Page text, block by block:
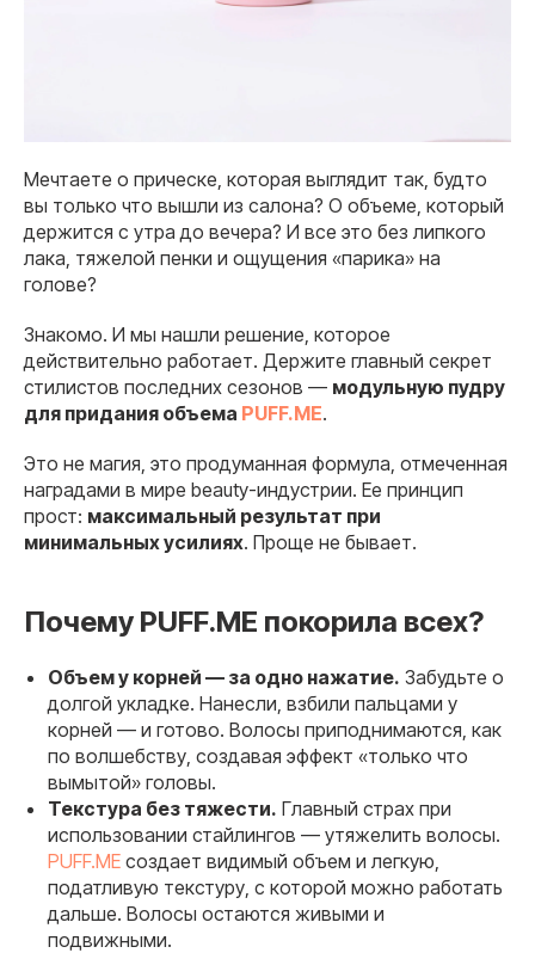
Мечтаете о прическе, которая выглядит так, будто
вы только что вышли из салона? О объеме, который
держится с утра до вечера? И все это без липкого
лака, тяжелой пенки и ощущения «парика» на
голове?
Знакомо. И мы нашли решение, которое
действительно работает. Держите главный секрет
стилистов последних сезонов — модульную пудру
для придания объема PUFF.ME.
Это не магия, это продуманная формула, отмеченная
наградами в мире beauty-индустрии. Ее принцип
прост: максимальный результат при
минимальных усилиях. Проще не бывает.
Почему PUFF.ME покорила всех?
Объем у корней — за одно нажатие. Забудьте о
долгой укладке. Нанесли, взбили пальцами у
корней — и готово. Волосы приподнимаются, как
по волшебству, создавая эффект «только что
вымытой» головы.
Текстура без тяжести. Главный страх при
использовании стайлингов — утяжелить волосы.
PUFF.ME создает видимый объем и легкую,
податливую текстуру, с которой можно работать
дальше. Волосы остаются живыми и
подвижными.